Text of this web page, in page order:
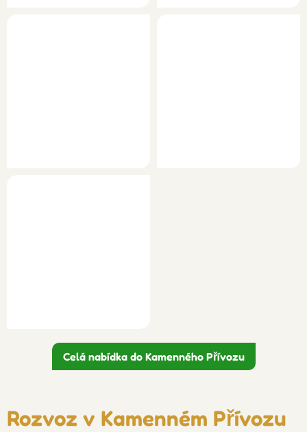
Celá nabídka do Kamenného Přívozu
Rozvoz v Kamenném Přívozu